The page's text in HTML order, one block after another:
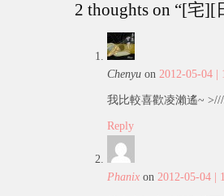
2 thoughts on “[宅][
Chenyu on 2012-05-04 |
我比較喜歡凌瀨遙~
Reply
Phanix on 2012-05-04 |